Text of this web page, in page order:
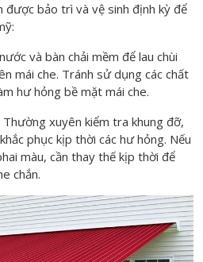
được bảo trì và vệ sinh định kỳ để
và bàn chải mềm để lau chùi
mái che. Tránh sử dụng các chất
hư hỏng bề mặt mái che.
xuyên kiểm tra khung đỡ,
phục kịp thời các hư hỏng. Nếu
màu, cần thay thế kịp thời để
chắn.